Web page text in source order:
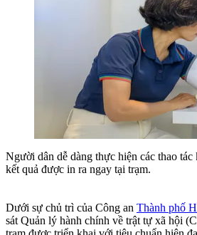
Người dân dễ dàng thực hiện các thao
kết quả được in ra ngay tại trạm.
Dưới sự chủ trì của Công an Thành phố
sát Quản lý hành chính về trật tự xã hội